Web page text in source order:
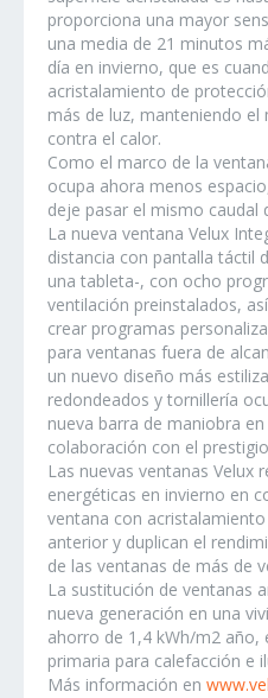
proporciona una mayor
una media de 21 minutos
día en invierno, que es
acristalamiento de
más de luz, manteniendo
contra el calor.
Como el marco de la
ocupa ahora menos
deje pasar el mismo caudal
La nueva ventana Velux
distancia con pantalla táctil
una tableta-, con ocho
ventilación preinstalados,
crear programas
para ventanas fuera de
un nuevo diseño más
redondeados y tornillería
nueva barra de maniobra
colaboración con el
Las nuevas ventanas Velux
energéticas en invierno en
ventana con
anterior y duplican el
de las ventanas de más de
La sustitución de ventanas
nueva generación en una
ahorro de 1,4 kWh/m2 año,
primaria para calefacción e
Más información en